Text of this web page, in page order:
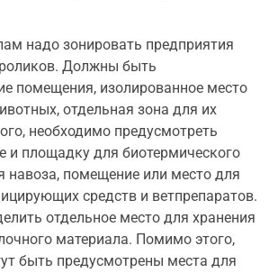
надо зонировать предприятия
Должны быть
помещения, изолированное место
отдельная зона для их
необходимо предусмотреть
и площадку для биотермического
навоза, помещение или место для
средств и ветпрепаратов.
отдельное место для хранения
материала. Помимо этого,
быть предусмотрены места для